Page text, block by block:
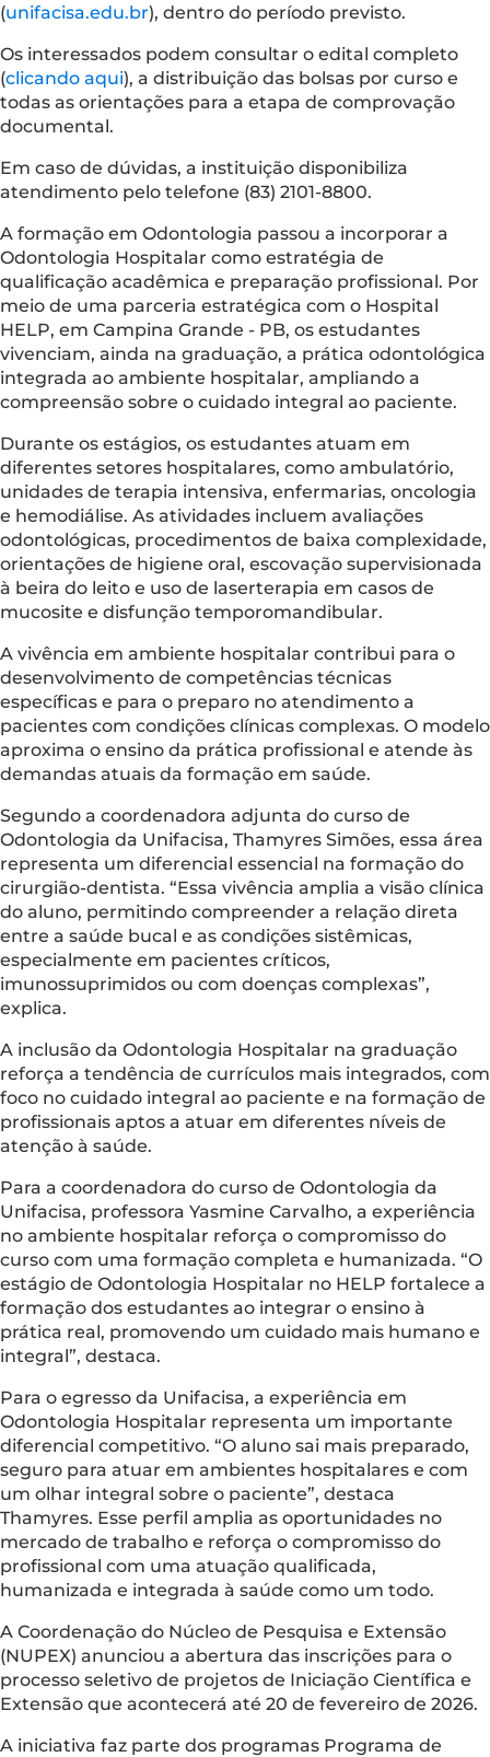
(unifacisa.edu.br), dentro do período previsto.
Os interessados podem consultar o edital completo
(clicando aqui), a distribuição das bolsas por curso e
todas as orientações para a etapa de comprovação
documental.
Em caso de dúvidas, a instituição disponibiliza
atendimento pelo telefone (83) 2101-8800.
A formação em Odontologia passou a incorporar a
Odontologia Hospitalar como estratégia de
qualificação acadêmica e preparação profissional. Por
meio de uma parceria estratégica com o Hospital
HELP, em Campina Grande - PB, os estudantes
vivenciam, ainda na graduação, a prática odontológica
integrada ao ambiente hospitalar, ampliando a
compreensão sobre o cuidado integral ao paciente.
Durante os estágios, os estudantes atuam em
diferentes setores hospitalares, como ambulatório,
unidades de terapia intensiva, enfermarias, oncologia
e hemodiálise. As atividades incluem avaliações
odontológicas, procedimentos de baixa complexidade,
orientações de higiene oral, escovação supervisionada
à beira do leito e uso de laserterapia em casos de
mucosite e disfunção temporomandibular.
A vivência em ambiente hospitalar contribui para o
desenvolvimento de competências técnicas
específicas e para o preparo no atendimento a
pacientes com condições clínicas complexas. O modelo
aproxima o ensino da prática profissional e atende às
demandas atuais da formação em saúde.
Segundo a coordenadora adjunta do curso de
Odontologia da Unifacisa, Thamyres Simões, essa área
representa um diferencial essencial na formação do
cirurgião-dentista. “Essa vivência amplia a visão clínica
do aluno, permitindo compreender a relação direta
entre a saúde bucal e as condições sistêmicas,
especialmente em pacientes críticos,
imunossuprimidos ou com doenças complexas”,
explica.
A inclusão da Odontologia Hospitalar na graduação
reforça a tendência de currículos mais integrados, com
foco no cuidado integral ao paciente e na formação de
profissionais aptos a atuar em diferentes níveis de
atenção à saúde.
Para a coordenadora do curso de Odontologia da
Unifacisa, professora Yasmine Carvalho, a experiência
no ambiente hospitalar reforça o compromisso do
curso com uma formação completa e humanizada. “O
estágio de Odontologia Hospitalar no HELP fortalece a
formação dos estudantes ao integrar o ensino à
prática real, promovendo um cuidado mais humano e
integral”, destaca.
Para o egresso da Unifacisa, a experiência em
Odontologia Hospitalar representa um importante
diferencial competitivo. “O aluno sai mais preparado,
seguro para atuar em ambientes hospitalares e com
um olhar integral sobre o paciente”, destaca
Thamyres. Esse perfil amplia as oportunidades no
mercado de trabalho e reforça o compromisso do
profissional com uma atuação qualificada,
humanizada e integrada à saúde como um todo.
A Coordenação do Núcleo de Pesquisa e Extensão
(NUPEX) anunciou a abertura das inscrições para o
processo seletivo de projetos de Iniciação Científica e
Extensão que acontecerá até 20 de fevereiro de 2026.
A iniciativa faz parte dos programas Programa de